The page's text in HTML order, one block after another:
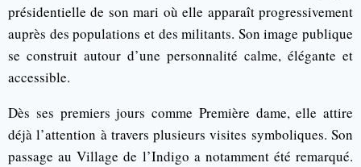
présidentielle de son mari où elle apparaît progressivement
auprès des populations et des militants. Son image publique
se construit autour d’une personnalité calme, élégante et
accessible.
Dès ses premiers jours comme Première dame, elle attire
déjà l’attention à travers plusieurs visites symboliques. Son
passage au Village de l’Indigo a notamment été remarqué.